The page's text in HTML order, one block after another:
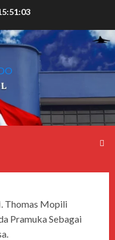
Thomas Mopili
Pramuka Sebagai